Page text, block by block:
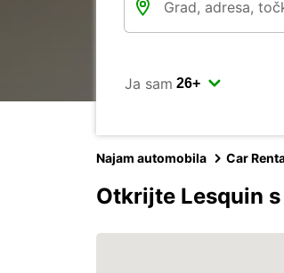
Ja sam
Najam automobila Car
Otkrijte Lesquin